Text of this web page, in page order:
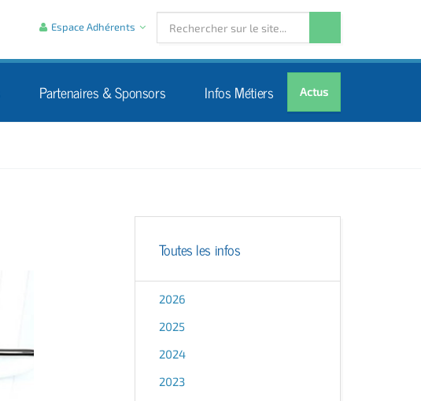
Actus
Partenaires & Sponsors Infos Métiers
Espace Adhérents
Toutes les infos
2026
2025
2024
2023